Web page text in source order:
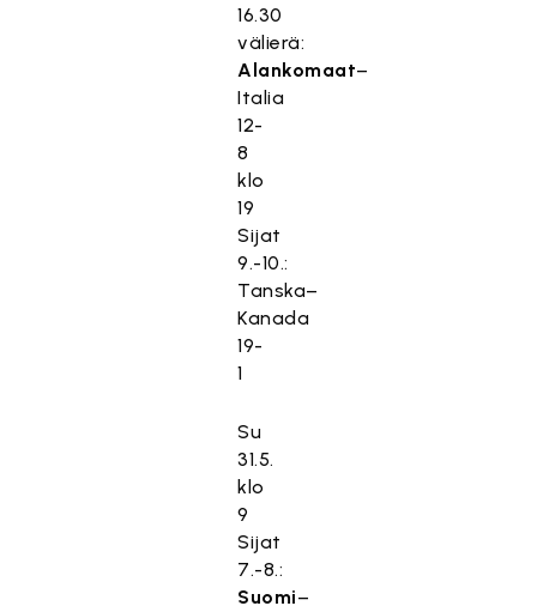
16.30
välierä:
Alankomaat–
Italia
12-
8
klo
19
Sijat
9.-10.:
Tanska–
Kanada
19-
1
Su
31.5.
klo
9
Sijat
7.-8.:
Suomi–